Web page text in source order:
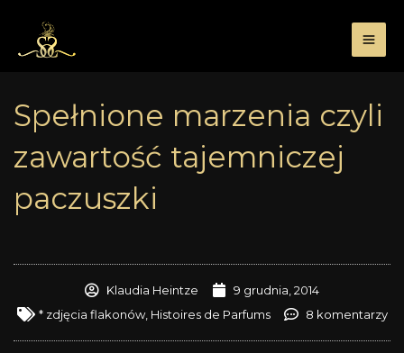
treści
Spełnione marzenia czyli
zawartość tajemniczej
paczuszki
Klaudia Heintze
9 grudnia, 2014
* zdjęcia flakonów, Histoires de Parfums 8 komentarzy